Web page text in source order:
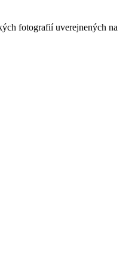
fotografií uverejnených na